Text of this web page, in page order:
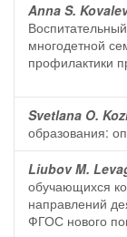
Anna S.
многодетной
профилактики
Svetlana O.
образования:
Liubov M.
обучающихся
направлений
ФГОС нового